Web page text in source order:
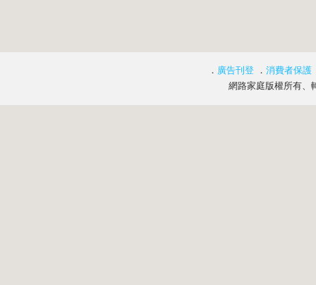
． 廣告刊登 ． 消費者保護
網路家庭版權所有、